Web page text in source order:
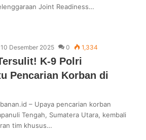
Joint Readiness…
10 Desember 2025 0 1,334
K-9 Polri
Pencarian Korban di
– Upaya pencarian korban
Tengah, Sumatera Utara, kembali
tim khusus…